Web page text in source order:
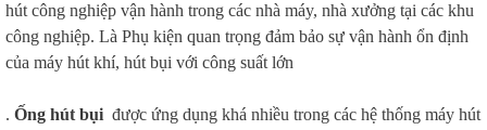
hút công nghiệp vận hành trong các nhà máy, nhà xưởng tại các khu
công nghiệp. Là Phụ kiện quan trọng đảm bảo sự vận hành ổn định
của máy hút khí, hút bụi với công suất lớn
. Ống hút bụi được ứng dụng khá nhiều trong các hệ thống máy hút